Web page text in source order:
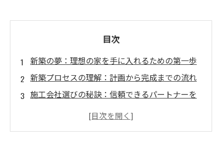
目次
新築の夢：理想の家を手に入れるための第一歩
新築プロセスの理解：計画から完成までの流れ
施工会社選びの秘訣：信頼できるパートナーを